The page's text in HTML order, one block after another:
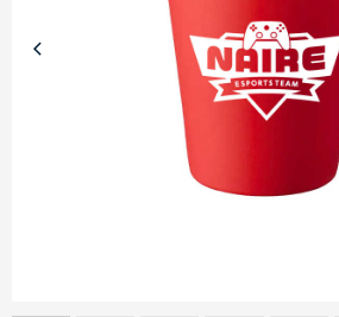
商品カテゴリーから探す
ターゲットから探す
目的・シーンから探す